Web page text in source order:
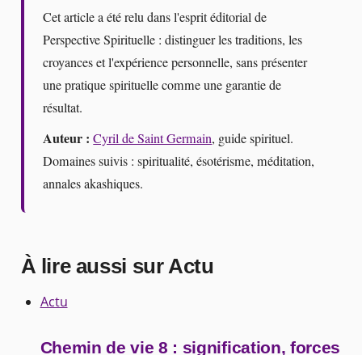
Cet article a été relu dans l'esprit éditorial de
Perspective Spirituelle : distinguer les traditions, les
croyances et l'expérience personnelle, sans présenter
une pratique spirituelle comme une garantie de
résultat.
Auteur : Cyril de Saint Germain, guide spirituel.
Domaines suivis : spiritualité, ésotérisme, méditation,
annales akashiques.
À lire aussi sur Actu
Actu
Chemin de vie 8 : signification, forces